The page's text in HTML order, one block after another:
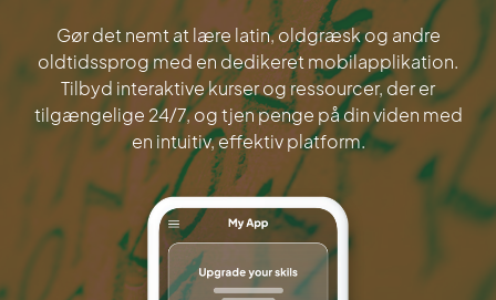
Gør det nemt at lære latin, oldgræsk og andre
oldtidssprog med en dedikeret mobilapplikation.
Tilbyd interaktive kurser og ressourcer, der er
tilgængelige 24/7, og tjen penge på din viden med
en intuitiv, effektiv platform.